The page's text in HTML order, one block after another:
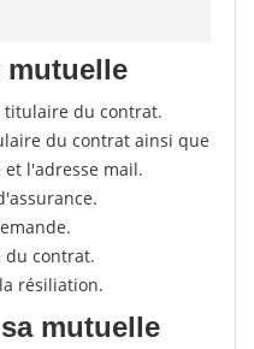
mutuelle
titulaire du contrat.
du contrat ainsi que
l'adresse mail.
du contrat.
résiliation.
mutuelle